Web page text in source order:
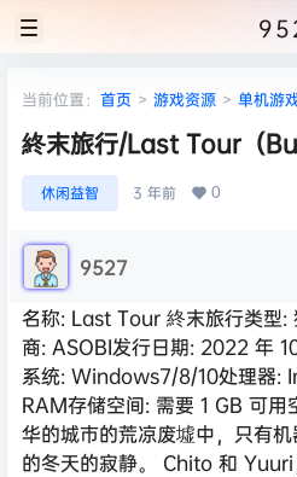
当前位置： 首页 > 游戏资源 > 单机游
終末旅行/Last Tour（
休闲益智 3 年前 0
9527
名称: Last Tour 終末旅行类型:
商: ASOBI发行日期: 2022 年
系统: Windows7/8/10处理器:
RAM存储空间: 需要 1 GB 可用
华的城市的荒凉废墟中，只有
的冬天的寂静。 Chito 和